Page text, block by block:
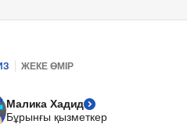
ЖЕКЕ ӨМІР
Малика Хадид
Бұрынғы қызметкер